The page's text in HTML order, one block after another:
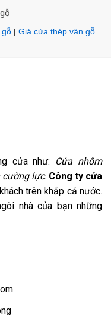
gỗ | Giá cửa thép vân gỗ
cửa như: Cửa nhôm
cường lực. Công ty cửa
trên khắp cả nước.
nhà của bạn những